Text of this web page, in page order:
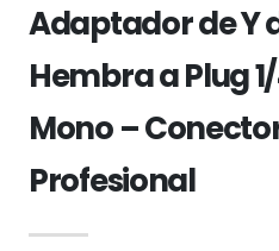
Adaptador de Y
Hembra a Plug
Mono –
Profesional